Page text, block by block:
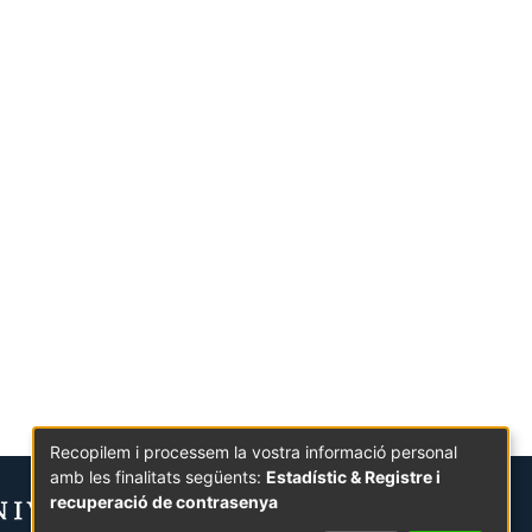
Recopilem i processem la vostra informació personal
amb les finalitats següents: Estadístic & Registre i
recuperació de contrasenya